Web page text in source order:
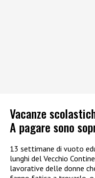
Vacanze
A pagare sono
13 settimane di vuoto
lunghi del Vecchio
lavorative delle donne